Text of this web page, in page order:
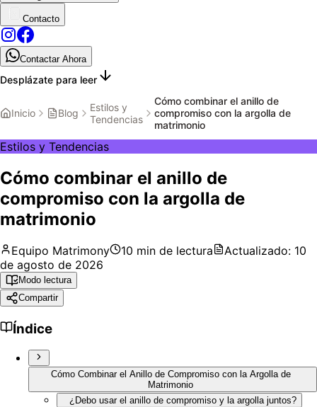
Contacto
Contactar Ahora
Desplázate para leer
Inicio Blog
Estilos y
Tendencias
Cómo combinar el anillo de
compromiso con la argolla de
matrimonio
Estilos y Tendencias
Cómo combinar el anillo de
compromiso con la argolla de
matrimonio
Equipo Matrimony 10 min de lectura Actualizado: 10
de agosto de 2026
Modo lectura
Compartir
Índice
Cómo Combinar el Anillo de Compromiso con la Argolla de
Matrimonio
¿Debo usar el anillo de compromiso y la argolla juntos?